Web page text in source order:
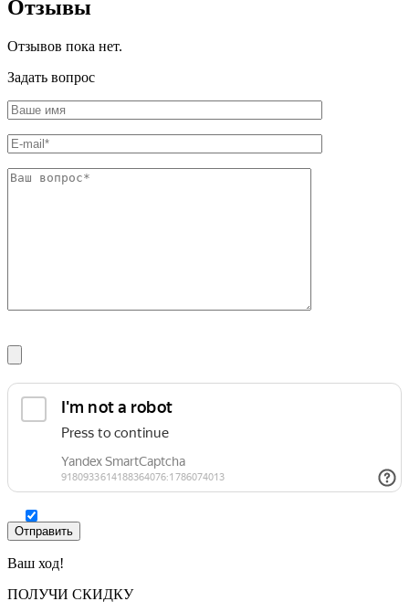
Отзывы
Отзывов пока нет.
Задать вопрос
Ваш ход!
ПОЛУЧИ СКИДКУ